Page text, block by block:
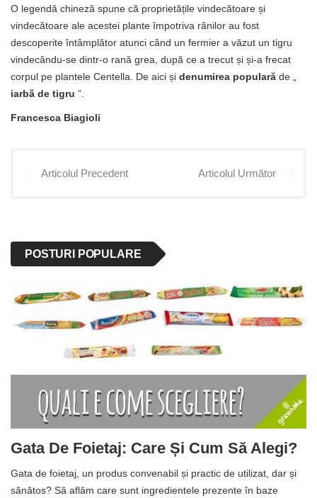
O legendă chineză spune că proprietățile vindecătoare și
vindecătoare ale acestei plante împotriva rănilor au fost
descoperite întâmplător atunci când un fermier a văzut un tigru
vindecându-se dintr-o rană grea, după ce a trecut și și-a frecat
corpul pe plantele Centella. De aici și denumirea populară de „
iarbă de tigru ”.
Francesca Biagioli
Articolul Precedent Articolul Următor
POSTURI POPULARE
Gata De Foietaj: Care Și Cum Să Alegi?
Gata de foietaj, un produs convenabil și practic de utilizat, dar și
sănătos? Să aflăm care sunt ingredientele prezente în baze